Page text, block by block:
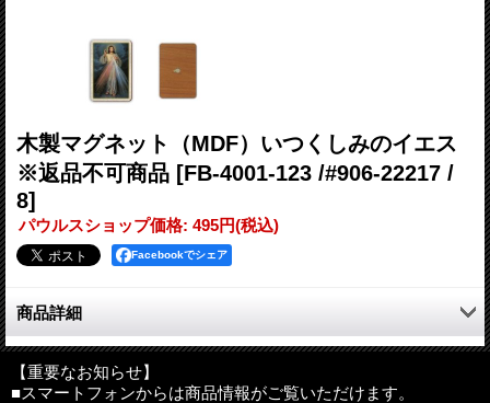
木製マグネット（MDF）いつくしみのイエス
※返品不可商品 [FB-4001-123 /#906-22217 /
8]
パウルスショップ価格: 495円(税込)
Facebookでシェア
商品詳細
イタリア直輸入、木製（MDF）マグネット。
MDF（中密度繊維板）は軽量で耐久性があり、家具や住宅など幅
広く使用される木材です。
【重要なお知らせ】
■スマートフォンからは商品情報がご覧いただけます。